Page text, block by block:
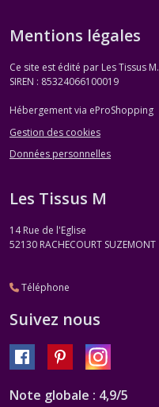
Mentions légales
Ce site est édité par Les Tissus M.
SIREN : 85324066100019
Hébergement via eProShopping
Gestion des cookies
Données personnelles
Les Tissus M
14 Rue de l'Eglise
52130 RACHECOURT SUZEMONT
Téléphone
Suivez nous
Note globale : 4,9/5